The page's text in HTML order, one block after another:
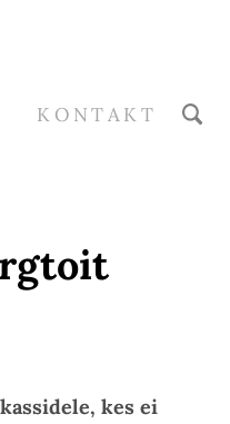
KONTAKT
kes ei